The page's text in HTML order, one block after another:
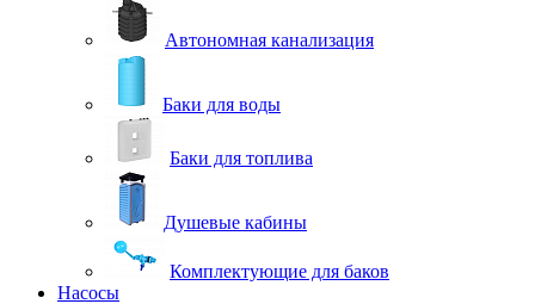
Автономная канализация
Баки для воды
Баки для топлива
Душевые кабины
Комплектующие для баков
Насосы